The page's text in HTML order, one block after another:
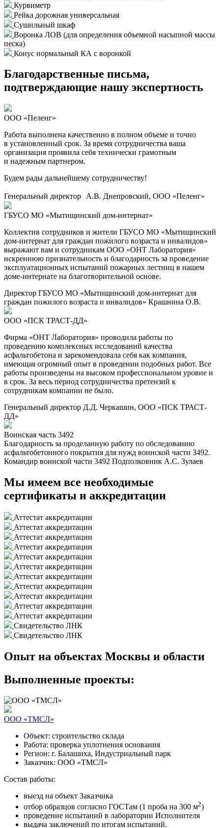
Курвиметр
Рейка дорожная универсальная
Сушильный шкаф
Воронка ЛОВ (для определения объемной насыпной массы
песка)
Конус нормальный КА с воронкой
Благодарственные письма,
подтверждающие нашу экспертность
ООО «Пеленг»
Работа выполнена качественно в полном объеме и точно
в установленный срок. За время сотрудничества ваша
организация проявила себя технически грамотным
и надежным партнером.
Будем рады дальнейшему сотрудничеству!
Генеральный директор А.В. Днепровский, ООО «Пеленг»
ГБУСО МО «Мытищинский дом-интернат»
Коллектив сотрудников и жители ГБУСО МО «Мытищинский
дом-интернат для граждан пожилого возраста и инвалидов»
выражают вам и сотрудникам ООО «ОНТ Лаборатория»
искреннюю признательность и благодарность за проведение
эксплуатационных испытаний пожарных лестниц в нашем
доме-интернате на благотворительной основе.
Директор ГБУСО МО «Мытищинский дом-интернат для
граждан пожилого возраста и инвалидов» Крашнина О.В.
ООО «ПСК ТРАСТ-ДД»
Фирма «ОНТ Лаборатория» проводила работы по
проведению комплексных исследований качества
асфальтобетона и зарекомендовала себя как компания,
имеющая огромный опыт в проведении подобных работ. Все
работы произведены на высоком профессиональном уровне и
в срок. За весь период сотрудничества претензий к
сотрудникам компании не было.
Генеральный директор Д.Д. Черкашин, ООО «ПСК ТРАСТ-
ДД»
Воинская часть 3492
Благодарность за проделанную работу по обследованию
асфальтобетонного покрытия для нужд воинской части 3492.
Командир воинской части 3492 Подполковник А.С. Зулаев
Мы имеем все необходимые
сертификаты и аккредитации
Аттестат аккредитации
Аттестат аккредитации
Аттестат аккредитации
Аттестат аккредитации
Аттестат аккредитации
Аттестат аккредитации
Аттестат аккредитации
Аттестат аккредитации
Аттестат аккредитации
Аттестат аккредитации
Аттестат аккредитации
Свидетельство ЛНК
Свидетельство ЛНК
Опыт на объектах Москвы и области
Выполненные проекты:
ООО «ТМСЛ»
Объект: строительство склада
Работа: проверка уплотнения основания
Регион: г. Балашиха, Индустриальный парк
Заказчик: ООО «ТМСЛ»
Состав работы:
выезд на объект Заказчика
отбор образцов согласно ГОСТам (1 проба на 300 м2)
проведение испытаний в лаборатории Исполнителя
выдача заключений по итогам испытаний.